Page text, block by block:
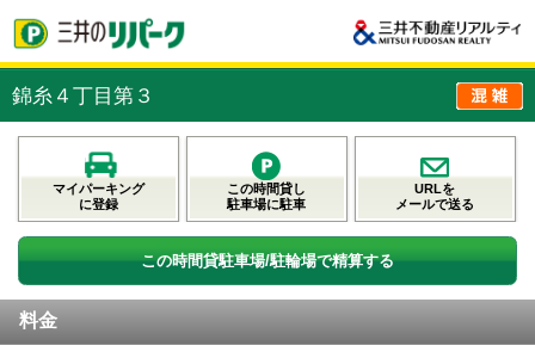
錦糸４丁目第３
マイパーキング
に登録
この時間貸し
駐車場に駐車
URLを
メールで送る
この時間貸駐車場/駐輪場で精算する
料金